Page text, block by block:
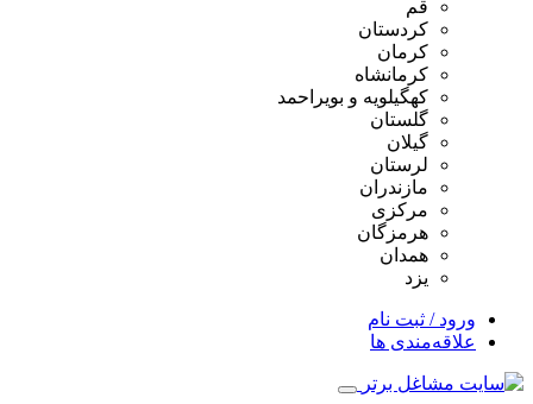
قم
کردستان
کرمان
کرمانشاه
کهگیلویه و بویراحمد
گلستان
گیلان
لرستان
مازندران
مرکزی
هرمزگان
همدان
یزد
ورود / ثبت نام
علاقه‌مندی ها